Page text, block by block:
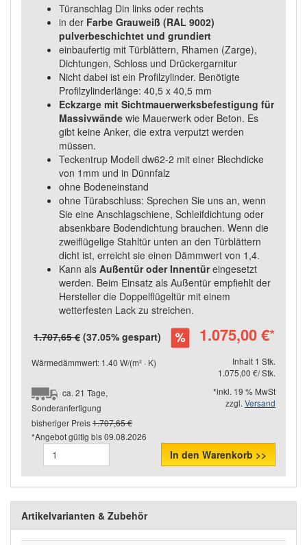
Türanschlag Din links oder rechts
in der Farbe Grauweiß (RAL 9002)
pulverbeschichtet und grundiert
einbaufertig mit Türblättern, Rhamen (Zarge),
Dichtungen, Schloss und Drückergarnitur
Nicht dabei ist ein Profilzylinder. Benötigte
Profilzylinderlänge: 40,5 x 40,5 mm
Eckzarge mit Sichtmauerwerksbefestigung für
Massivwände wie Mauerwerk oder Beton. Es
gibt keine Anker, die extra verputzt werden
müssen.
Teckentrup Modell dw62-2 mit einer Blechdicke
von 1mm und in Dünnfalz
ohne Bodeneinstand
ohne Türabschluss: Sprechen Sie uns an, wenn
Sie eine Anschlagschiene, Schleifdichtung oder
absenkbare Bodendichtung brauchen. Wenn die
zweiflügelige Stahltür unten an den Türblättern
dicht ist, erreicht sie einen Dämmwert von 1,4.
Kann als Außentür oder Innentüreingesetzt
werden. Beim Einsatz als Außentür empfiehlt der
Hersteller die Doppelflügeltür mit einem
wetterfesten Lack zu streichen.
1.707,65 € (37.05% gespart) 1.075,00 €*
Wärmedämmwert: 1.40 W/(m² · K)
Inhalt 1 Stk.
1.075,00 €/ Stk.
ca. 21 Tage,
Sonderanfertigung
*inkl. 19 % MwSt
zzgl. Versand
bisheriger Preis1.707,65 €
*Angebot gültig bis09.08.2026
In den Warenkorb >>
Artikelvarianten & Zubehör